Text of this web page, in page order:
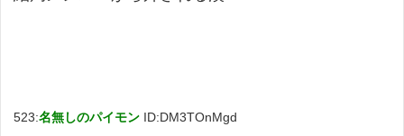
523:名無しのパイモン ID:DM3TOnMgd